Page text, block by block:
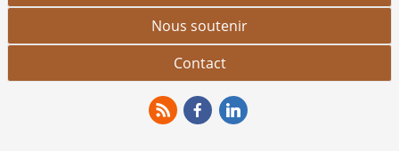
Nous soutenir
Contact